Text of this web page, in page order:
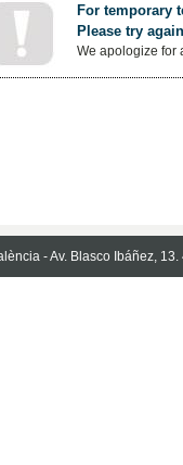
For temporary
Please try
We apologize for
- Av. Blasco Ibáñez,